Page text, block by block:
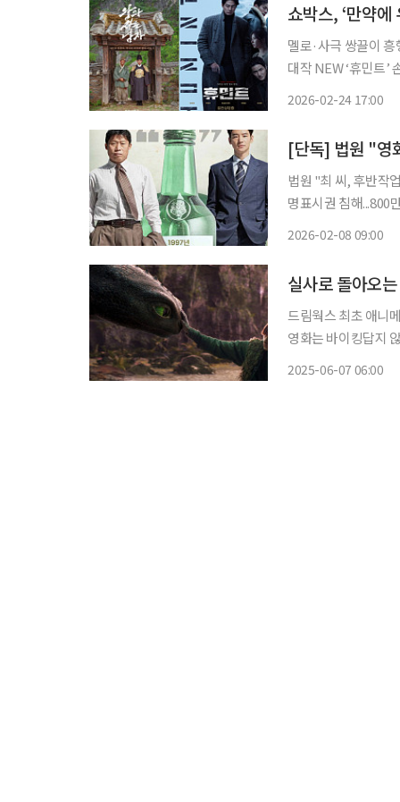
멜로·사극 쌍끌이
대작 NEW ‘휴민트’ 손익분기점 비상 ‘만약에 우리
2026-02-24 17:00
[단독] 법원 "영
법원 "최 씨, 후반작
명표시권 침해...800
2026-02-08 09:00
드림웍스 최초 애니
영화는 바이킹답지
2025-06-07 06:00